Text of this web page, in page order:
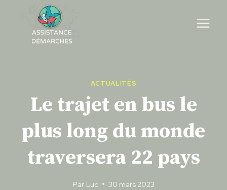
content
ACTUALITÉS
Le trajet en bus le
plus long du monde
traversera 22 pays
Par Luc 30 mars 2023